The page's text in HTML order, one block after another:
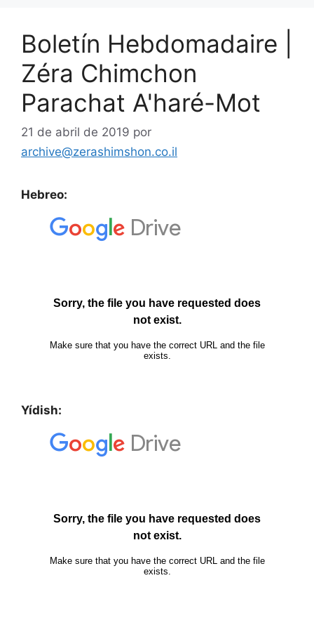
Boletín Hebdomadaire |
Zéra Chimchon
Parachat A'haré-Mot
21 de abril de 2019 por
archive@zerashimshon.co.il
Hebreo:
Yídish: